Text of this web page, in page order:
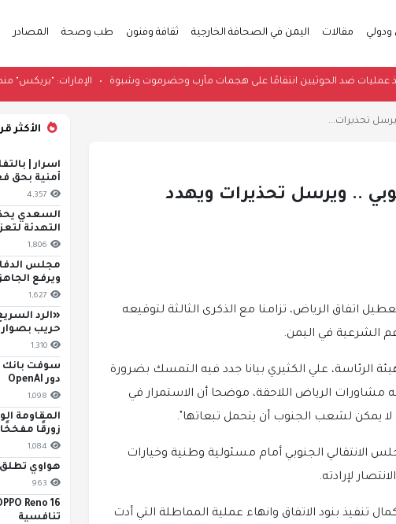
ودولي مقالات اليمن في الصحافة الخارجية ثقافة وفنون طب وصحة المصادر
تعلن تنفيذ عمليات ضد الحوثيين انتقامًا على هجمات مأرب وحضرموت وشبوة•الإمارات:
تحذيرات...
.. ويرسل تحذيرات ويهدد
اتفاق الرياض، تزامنا مع الذكرى الثالثة لتوقيعه
الرئاسة، علي الكثيري بيانا جدد فيه التمسك بضرورة
الرياض اللاحقة، موضحا أن الاستمرار في
لا يمكن لشعب الجنوب أن يتحمل تبعاتها".
الانتقالي الجنوبي أمام مسئولية وطنية وخيارات
لإرادته.
تنفيذ بنود الاتفاق وانهاء عملية المماطلة التي أدت
الأكثر
اسرار |
أمنية بحق
4,357
السعدي
التهدئة
1,806
مجلس
ويرفع
1,627
«الرد
حريب
1,310
دور OpenAI
1,098
المقاومة
زورقًا
1,084
هواوي تطلق
963
تنافسية